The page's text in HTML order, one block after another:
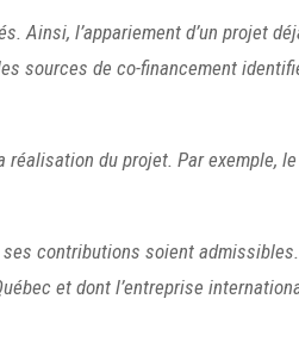
Ainsi, l’appariement d’un projet
sources de co-financement
du projet. Par exemple,
contributions soient
et dont l’entreprise